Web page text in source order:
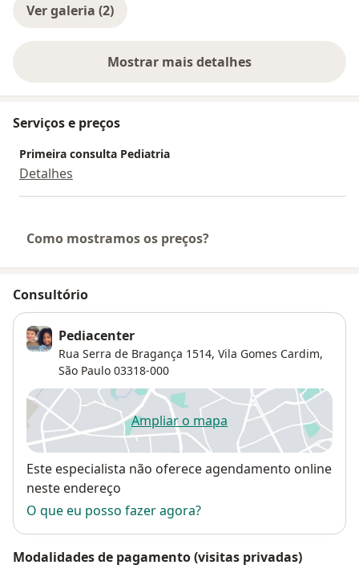
Ver galeria (2)
Mostrar mais detalhes
sobre a experiência
Serviços e preços
Primeira consulta Pediatria
Detalhes
Como mostramos os preços?
Consultório
Pediacenter
Rua Serra de Bragança 1514, Vila Gomes Cardim,
São Paulo 03318-000
Ampliar o mapaabre num novo separador
Disponibilidade
Este especialista não oferece agendamento online
neste endereço
O que eu posso fazer agora?
Modalidades de pagamento (visitas privadas)